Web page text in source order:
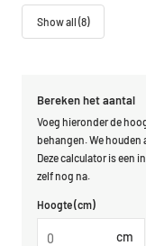
Bereken het aantal
Voeg hieronder de
behangen. We houden
Deze calculator is een
zelf nog na.
Hoogte (cm)
cm
Show all (8)